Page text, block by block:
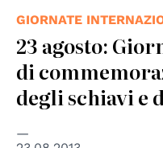
GIORNATE
23 agosto:
di
degli schiavi e